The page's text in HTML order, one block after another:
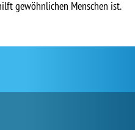
gewöhnlichen Menschen ist.